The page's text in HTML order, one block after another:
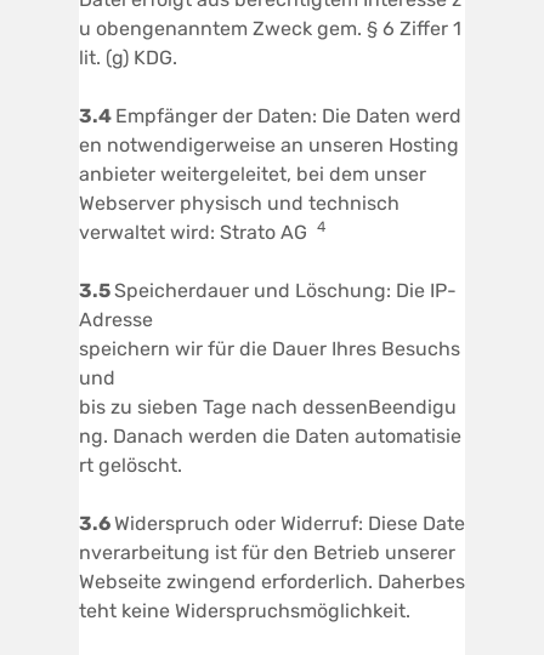
u obengenanntem Zweck gem. § 6 Ziffer 1
lit. (g) KDG.
3.4 Empfänger der Daten: Die Daten werd
en notwendigerweise an unseren Hosting
anbieter weitergeleitet, bei dem unser
Webserver physisch und technisch
verwaltet wird: Strato AG
4
3.5Speicherdauer und Löschung: Die IP-
Adresse
speichern wir für die Dauer Ihres Besuchs
und
bis zu sieben Tage nach dessenBeendigu
ng. Danach werden die Daten automatisie
rt gelöscht.
3.6Widerspruch oder Widerruf: Diese Date
nverarbeitung ist für den Betrieb unserer
Webseite zwingend erforderlich. Daherbes
teht keine Widerspruchsmöglichkeit.